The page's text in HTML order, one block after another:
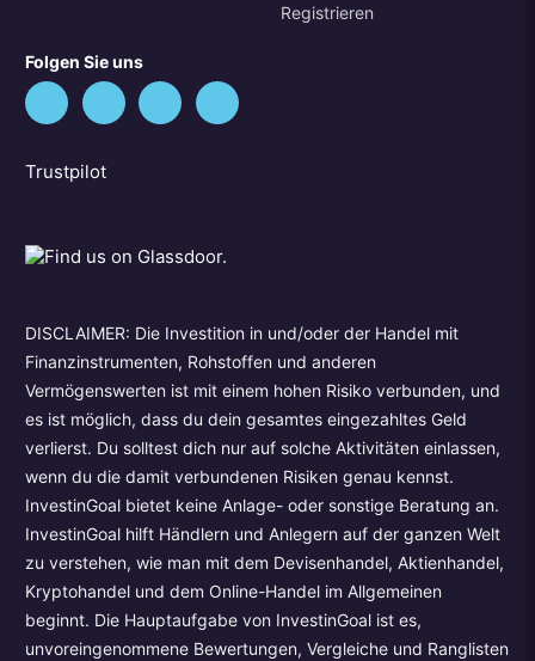
Registrieren
Folgen Sie uns
Trustpilot
DISCLAIMER: Die Investition in und/oder der Handel mit
Finanzinstrumenten, Rohstoffen und anderen
Vermögenswerten ist mit einem hohen Risiko verbunden, und
es ist möglich, dass du dein gesamtes eingezahltes Geld
verlierst. Du solltest dich nur auf solche Aktivitäten einlassen,
wenn du die damit verbundenen Risiken genau kennst.
InvestinGoal bietet keine Anlage- oder sonstige Beratung an.
InvestinGoal hilft Händlern und Anlegern auf der ganzen Welt
zu verstehen, wie man mit dem Devisenhandel, Aktienhandel,
Kryptohandel und dem Online-Handel im Allgemeinen
beginnt. Die Hauptaufgabe von InvestinGoal ist es,
unvoreingenommene Bewertungen, Vergleiche und Ranglisten